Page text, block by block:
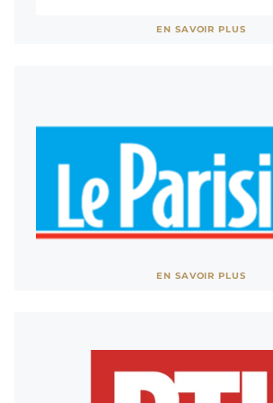
EN SAVOIR PLUS
EN SAVOIR PLUS